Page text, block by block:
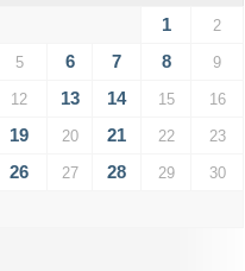
1 2
5 6 7 8 9
12 13 14 15 16
19 20 21 22 23
26 27 28 29 30